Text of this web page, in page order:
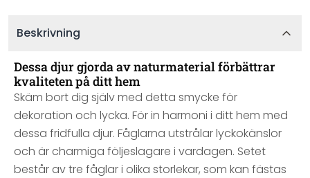
Beskrivning
Dessa djur gjorda av naturmaterial förbättrar
kvaliteten på ditt hem
Skäm bort dig själv med detta smycke för
dekoration och lycka. För in harmoni i ditt hem med
dessa fridfulla djur. Fåglarna utstrålar lyckokänslor
och är charmiga följeslagare i vardagen. Setet
består av tre fåglar i olika storlekar, som kan fästas